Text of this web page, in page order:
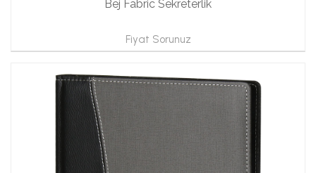
Bej Fabric Sekreterlik
Fiyat Sorunuz